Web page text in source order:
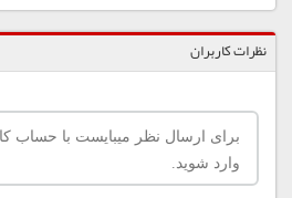
نظرات کاربران